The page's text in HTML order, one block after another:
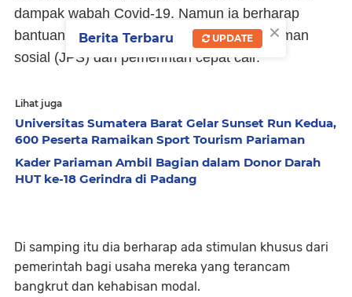
dampak wabah Covid-19. Namun ia berharap
bantuan langsung tunai (BLT) jaring pengaman
sosial (JPS) dari pemerintah cepat cair.
Lihat juga
Universitas Sumatera Barat Gelar Sunset Run Kedua,
600 Peserta Ramaikan Sport Tourism Pariaman
Kader Pariaman Ambil Bagian dalam Donor Darah
HUT ke-18 Gerindra di Padang
Di samping itu dia berharap ada stimulan khusus dari
pemerintah bagi usaha mereka yang terancam
bangkrut dan kehabisan modal.
×
Berita Terbaru UPDATE